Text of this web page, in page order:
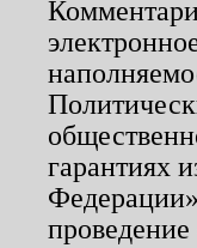
гарантиях